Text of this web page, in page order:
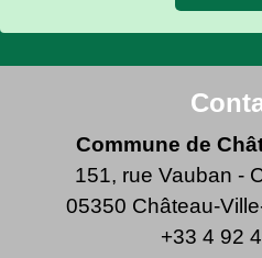
Commune de
151, rue Vauban -
05350 Château-
+33 4 92